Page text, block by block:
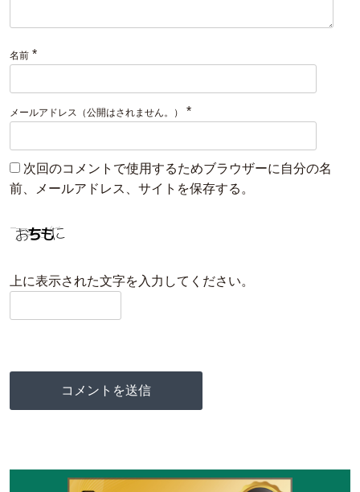
名前 *
メールアドレス（公開はされません。） *
次回のコメントで使用するためブラウザーに自分の名
前、メールアドレス、サイトを保存する。
上に表示された文字を入力してください。